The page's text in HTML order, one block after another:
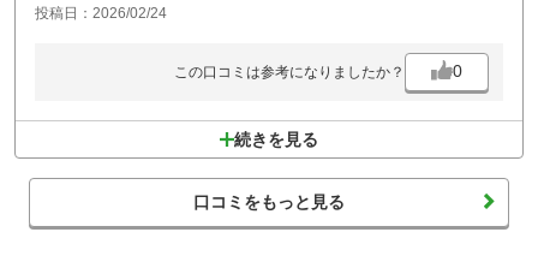
投稿日：2026/02/24
この口コミは参考になりましたか？ 0
続きを見る
口コミをもっと見る